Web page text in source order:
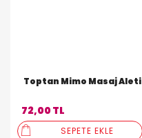
Toptan Mimo Masaj Aleti
72,00 TL
SEPETE EKLE